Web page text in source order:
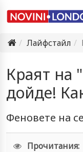
Лайфстайл
Краят на
дойде!
Феновете на
Прочитания: